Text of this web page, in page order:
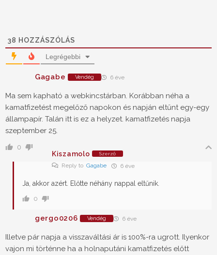
38 HOZZÁSZÓLÁS
Legrégebbi
Gagabe Vendég 6 éve
Ma sem kapható a webkincstárban. Korábban néha a
kamatfizetést megelőző napokon és napján eltűnt egy-egy
állampapír. Talán itt is ez a helyzet. kamatfizetés napja
szeptember 25.
0
Kiszamolo
Szerző
Reply to Gagabe 6 éve
Ja, akkor azért. Előtte néhány nappal eltűnik.
0
gergo0206 Vendég 6 éve
Illetve pár napja a visszaváltási ár is 100%-ra ugrott. Ilyenkor
vajon mi történne ha a holnaputáni kamatfizetés előtt